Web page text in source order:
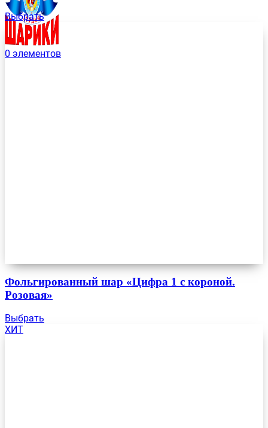
0 элементов
Выбрать
Фольгированный шар «Цифра 1 с короной.
Розовая»
Выбрать
ХИТ